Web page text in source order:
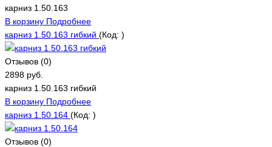
карниз 1.50.163
В корзину Подробнее
карниз 1.50.163 гибкий (Код: )
Отзывов (0)
2898 руб.
карниз 1.50.163 гибкий
В корзину Подробнее
карниз 1.50.164 (Код: )
Отзывов (0)